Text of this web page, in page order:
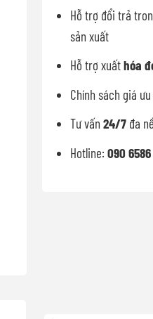
Hỗ trợ đổi trả
sản xuất
Hỗ trợ xuấthóa
Chính sách giá
Tư vấn 24/7đa
Hotline: 090